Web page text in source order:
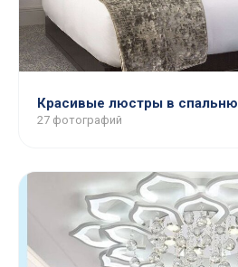
Красивые люстры в спальню
27 фотографий